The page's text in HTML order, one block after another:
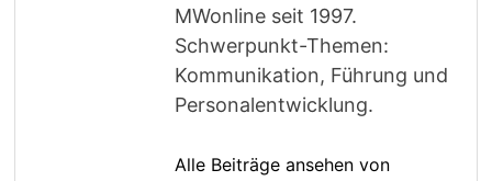
MWonline seit 1997.
Schwerpunkt-Themen:
Kommunikation, Führung und
Personalentwicklung.
Alle Beiträge ansehen von